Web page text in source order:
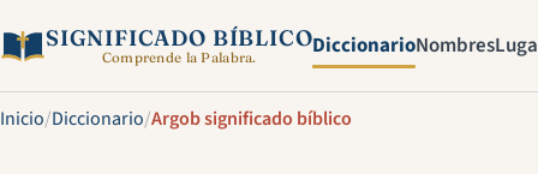
SIGNIFICADO BÍBLICO
Comprende la Palabra. DiccionarioNombres
Inicio/Diccionario/Argob significado bíblico